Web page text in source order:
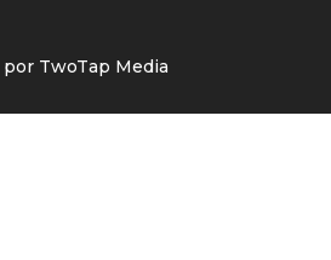
TwoTap Media